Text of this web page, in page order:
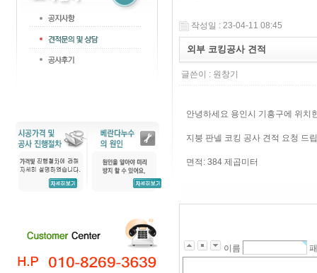
작성일 : 23-04-11 08:45
외부 코킹공사 견적
글쓴이 : 원창기
안녕하세요 용인시 기흥구에 위치
지붕 판넬 코킹 공사 견적 요청 드
면적: 384 제곱미터
이름